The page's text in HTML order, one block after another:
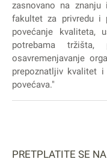
zasnovano na
fakultet za privredu i
povećanje kvaliteta,
potrebama
osavremenjavanje
prepoznatljiv kvalitet
povećava."
PRETPLATITE SE